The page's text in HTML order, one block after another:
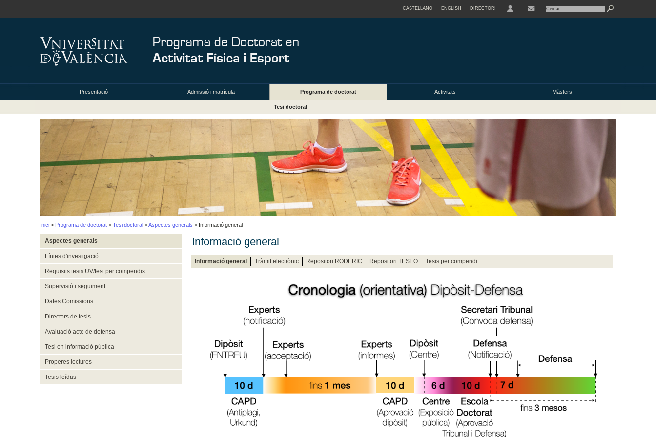
CASTELLANO ENGLISH DIRECTORI
Presentació Admissió i matrícula Programa de doctorat Activitats Màsters
Tesi doctoral
Inici > Programa de doctorat > Tesi doctoral >Aspectes generals > Informació general
Aspectes generals
Línies d'investigació
Requisits tesis UV/tesi per compendis
Supervisió i seguiment
Dates Comissions
Directors de tesis
Avaluació acte de defensa
Tesi en informació pública
Properes lectures
Tesis leídas
Informació general
Informació general Tràmit electrònic Repositori RODERIC Repositori TESEO Tesis per compendi